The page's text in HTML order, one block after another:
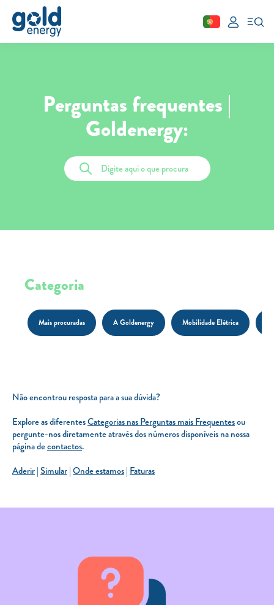
Aderir
Carregar Fora de Casa
Empresas
Rede de lojas
Contactos
FAQ
Blog
Mais informações
TARIFA SOCIAL
Perguntas frequentes |
Goldenergy:
Categoria
Mais procuradas A Goldenergy Mobilidade Elétrica
Não encontrou resposta para a sua dúvida?
Explore as diferentesCategorias nas Perguntas mais Frequentesou
pergunte-nos diretamente através dos números disponíveis na nossa
página decontactos.
Aderir|Simular|Onde estamos| Faturas